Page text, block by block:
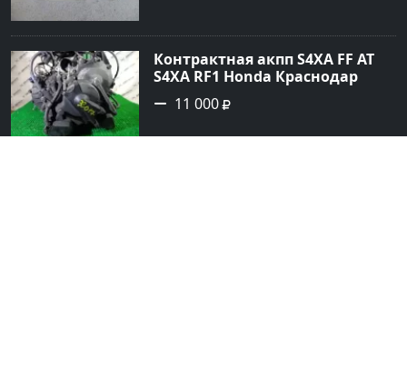
Контрактная акпп S4XA FF AT
S4XA RF1 Honda Краснодар
11 000